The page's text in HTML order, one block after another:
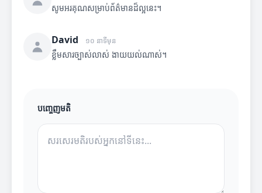
សូមអរគុណសម្រាប់ព័ត៌មានដ៏ល្អនេះ។
David ១០ នាទីមុន
ខ្លឹមសារច្បាស់លាស់ ងាយយល់ណាស់។
បញ្ចេញមតិ